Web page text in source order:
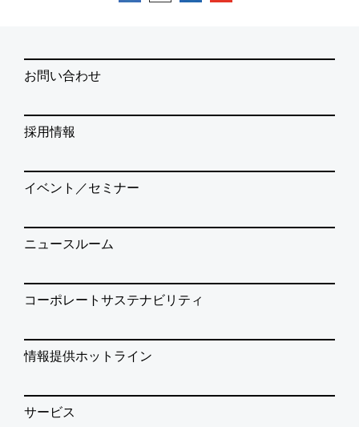
お問い合わせ
採用情報
イベント／セミナー
ニュースルーム
コーポレートサステナビリティ
情報提供ホットライン
サービス